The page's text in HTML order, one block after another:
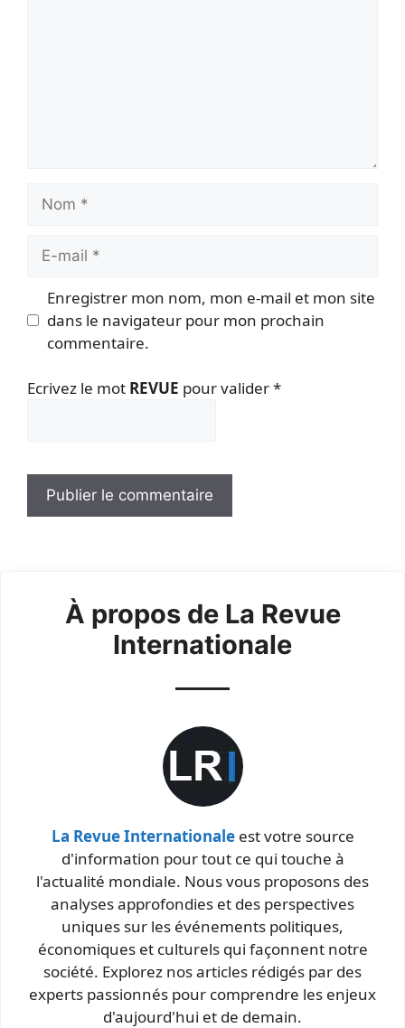
mail
Enregistrer mon nom, mon e-mail et mon site
dans le navigateur pour mon prochain
commentaire.
Ecrivez le mot REVUE pour valider*
À propos de La Revue
Internationale
La Revue Internationaleest votre source
d'information pour tout ce qui touche à
l'actualité mondiale. Nous vous proposons des
analyses approfondies et des perspectives
uniques sur les événements politiques,
économiques et culturels qui façonnent notre
société. Explorez nos articles rédigés par des
experts passionnés pour comprendre les enjeux
d'aujourd'hui et de demain.